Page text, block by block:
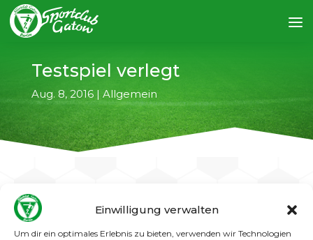
Einwilligung verwalten
Um dir ein optimales Erlebnis zu bieten, verwenden wir Technologien
Testspiel verlegt
Aug. 8, 2016| Allgemein
←